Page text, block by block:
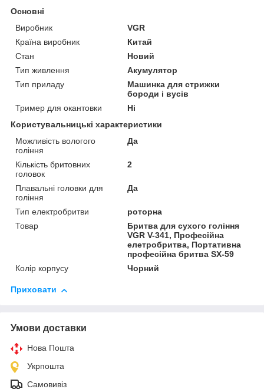
Основні
Виробник
VGR
Країна виробник
Китай
Стан
Новий
Тип живлення
Акумулятор
Тип приладу
Машинка для стрижки
бороди і вусів
Тример для окантовки
Ні
Користувальницькі характеристики
Можливість вологого
гоління
Да
Кількість бритовних
головок
2
Плавальні головки для
гоління
Да
Тип електробритви
роторна
Товар
Бритва для сухого гоління
VGR V-341, Професійна
елетробритва, Портативна
професійна бритва SX-59
Колір корпусу
Чорний
Приховати
Умови доставки
Нова Пошта
Укрпошта
Самовивіз